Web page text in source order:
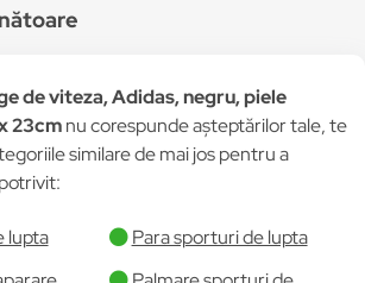
de viteza, Adidas, negru, piele
23cmnu corespunde așteptărilor tale, te
similare de mai jos pentru a
lupta
Para sporturi de lupta